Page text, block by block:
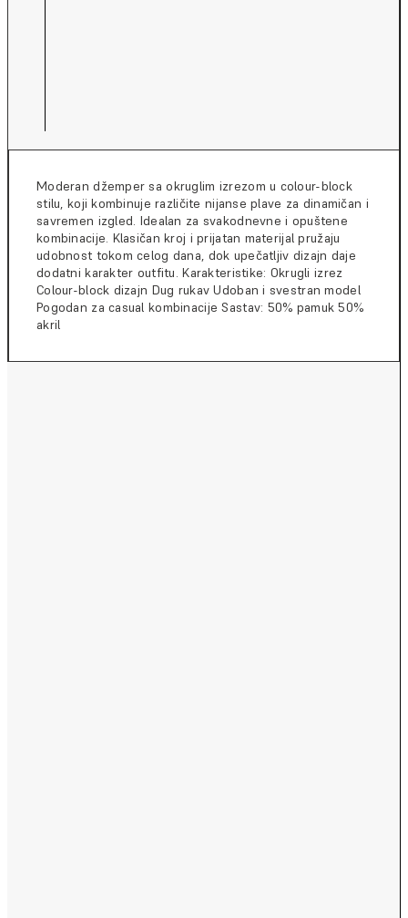
Moderan džemper sa okruglim izrezom u colour-block
stilu, koji kombinuje različite nijanse plave za dinamičan i
savremen izgled. Idealan za svakodnevne i opuštene
kombinacije. Klasičan kroj i prijatan materijal pružaju
udobnost tokom celog dana, dok upečatljiv dizajn daje
dodatni karakter outfitu. Karakteristike: Okrugli izrez
Colour-block dizajn Dug rukav Udoban i svestran model
Pogodan za casual kombinacije Sastav: 50% pamuk 50%
akril